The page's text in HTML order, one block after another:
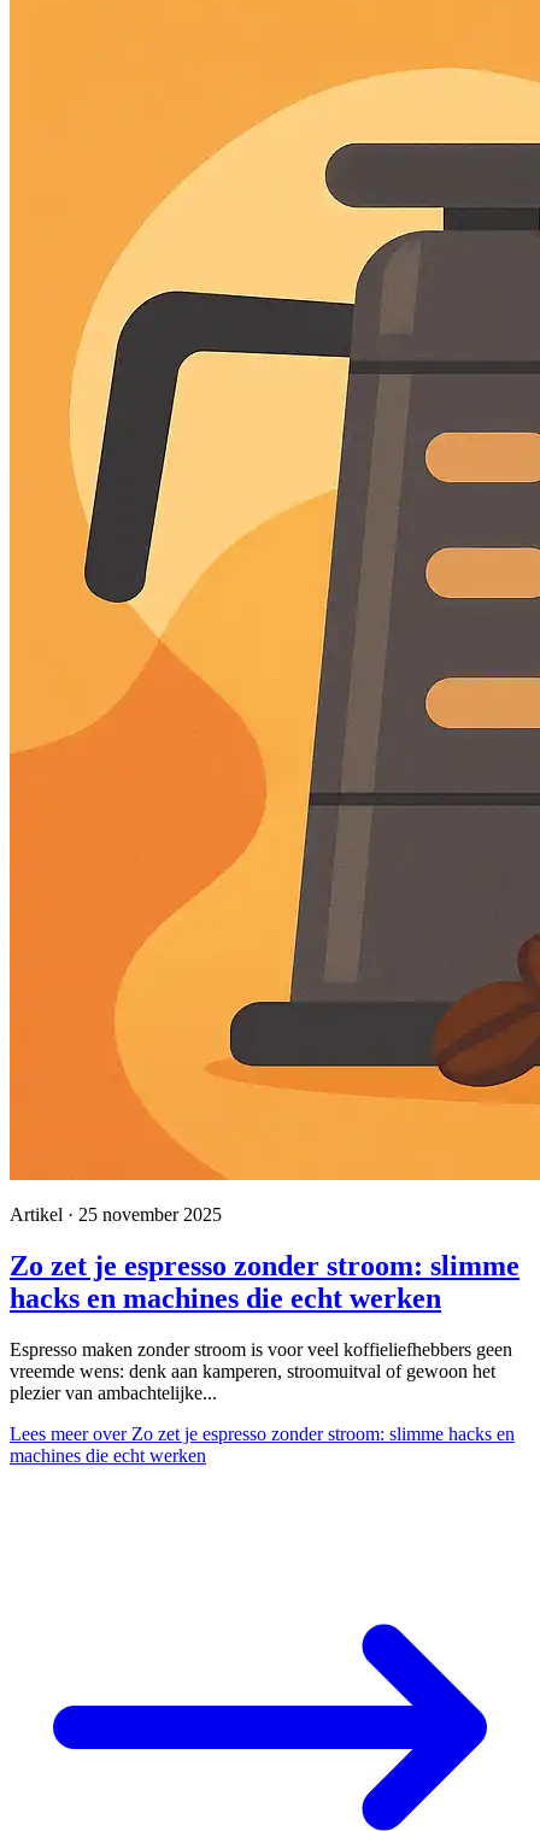
Artikel · 25 november 2025
Zo zet je espresso zonder stroom: slimme
hacks en machines die echt werken
Espresso maken zonder stroom is voor veel koffieliefhebbers geen
vreemde wens: denk aan kamperen, stroomuitval of gewoon het
plezier van ambachtelijke...
Lees meerover Zo zet je espresso zonder stroom: slimme hacks en
machines die echt werken